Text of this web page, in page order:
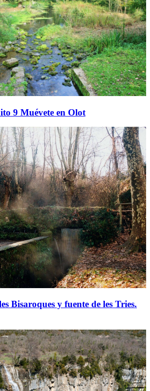
9 Muévete en Olot
Bisaroques y fuente de les Tries.